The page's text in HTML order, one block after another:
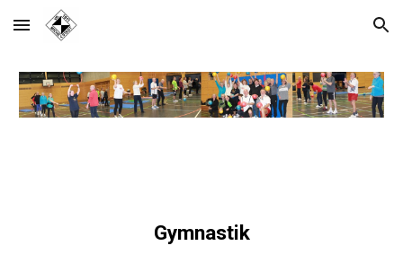
Skip to main content Skip to navigation
Gymnastik